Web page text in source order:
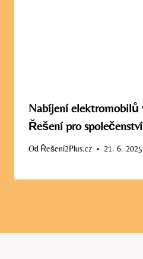
Nabíjení elektromobilů
Řešení pro společenství
Od Řešení2Plus.cz 21. 6. 2025